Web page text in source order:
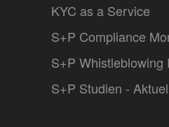
KYC as a Service
S+P Compliance
S+P Whistleblowing
S+P Studien -